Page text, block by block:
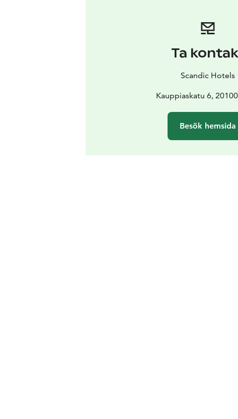
Ta
Scandic Hotels
Kauppiaskatu 6,
Besök hemsida